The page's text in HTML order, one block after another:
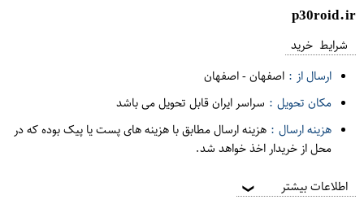
p30roid.ir
شرایط خرید
ارسال از : اصفهان-اصفهان
مکان تحویل : سراسر ایران قابل تحویل می باشد
هزینه ارسال : هزینه ارسال مطابق با هزینه های پست یا پیک بوده که در
محل از خریدار اخذ خواهد شد.
اطلاعات بیشتر ❯